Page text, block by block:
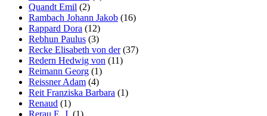
Quandt Emil (2)
Rambach Johann Jakob (16)
Rappard Dora (12)
Rebhun Paulus (3)
Recke Elisabeth von der(37)
Redern Hedwig von (11)
Reimann Georg (1)
Reissner Adam (4)
Reit Franziska Barbara (1)
Renaud (1)